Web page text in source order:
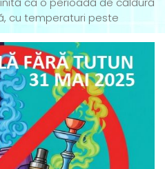
cu temperaturi peste